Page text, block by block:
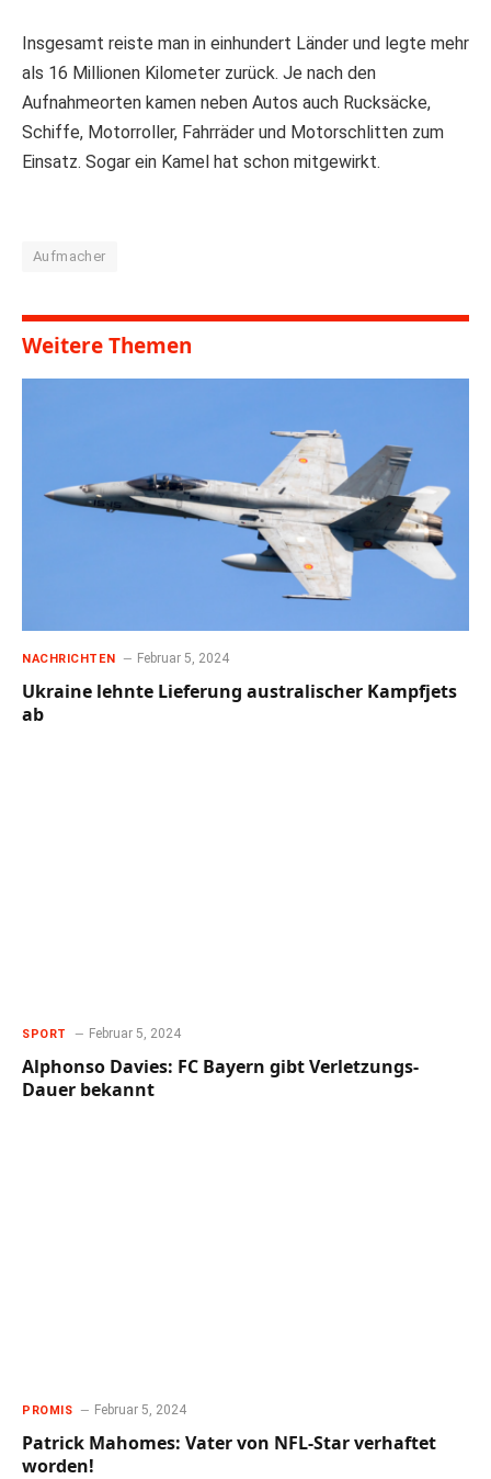
Insgesamt reiste man in einhundert Länder und legte mehr
als 16 Millionen Kilometer zurück. Je nach den
Aufnahmeorten kamen neben Autos auch Rucksäcke,
Schiffe, Motorroller, Fahrräder und Motorschlitten zum
Einsatz. Sogar ein Kamel hat schon mitgewirkt.
Aufmacher
Weitere Themen
NACHRICHTEN Februar 5, 2024
Ukraine lehnte Lieferung australischer Kampfjets
ab
SPORT Februar 5, 2024
Alphonso Davies: FC Bayern gibt Verletzungs-
Dauer bekannt
PROMIS Februar 5, 2024
Patrick Mahomes: Vater von NFL-Star verhaftet
worden!